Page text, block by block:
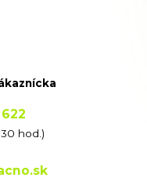
622
hod.)